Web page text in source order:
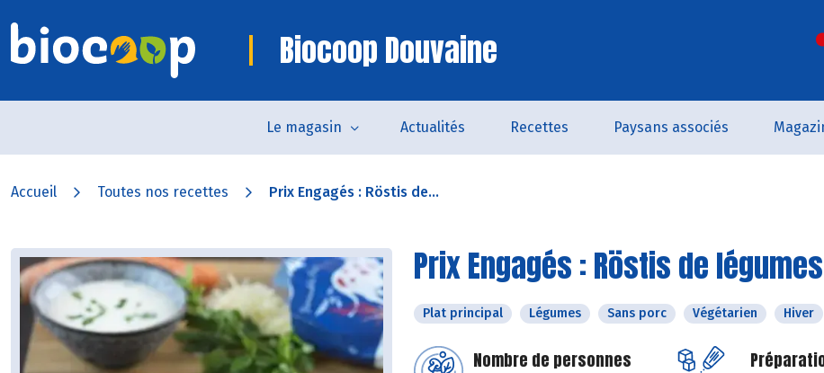
Biocoop Douvaine
Le magasin Actualités Recettes Paysans associés
Accueil Toutes nos recettes Prix Engagés : Röstis de...
Prix Engagés : Röstis de
Plat principal Légumes Sans porc Végétarien Hiver
Nombre de personnes